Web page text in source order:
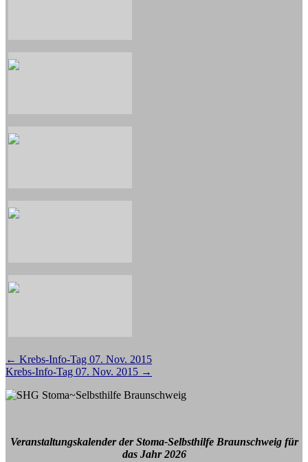
Beitragsnavigation
← Krebs-Info-Tag 07. Nov. 2015
Krebs-Info-Tag 07. Nov. 2015 →
Veranstaltungskalender der Stoma-Selbsthilfe Braunschweig für
das Jahr 2026